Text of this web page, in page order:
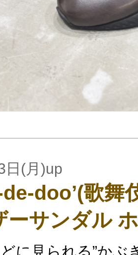
日(月)up
doo’(歌舞
ーサンダル
に見られる”かぶ